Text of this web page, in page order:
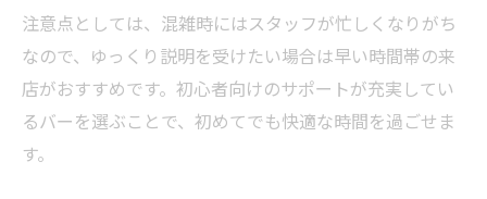
注意点としては、混雑時にはスタッフが忙しくなりがち
なので、ゆっくり説明を受けたい場合は早い時間帯の来
店がおすすめです。初心者向けのサポートが充実してい
るバーを選ぶことで、初めてでも快適な時間を過ごせま
す。